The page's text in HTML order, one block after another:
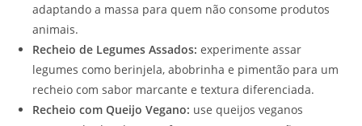
adaptando a massa para quem não consome produtos
animais.
Recheio de Legumes Assados: experimente assar
legumes como berinjela, abobrinha e pimentão para um
recheio com sabor marcante e textura diferenciada.
Recheio com Queijo Vegano: use queijos veganos